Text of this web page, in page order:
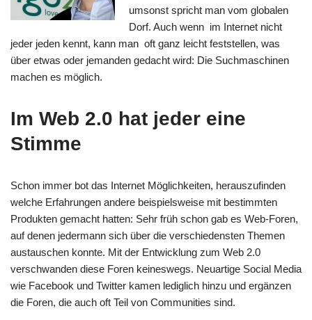
umsonst spricht man vom globalen
Dorf. Auch wenn im Internet nicht
jeder jeden kennt, kann man oft ganz leicht feststellen, was
über etwas oder jemanden gedacht wird: Die Suchmaschinen
machen es möglich.
Im Web 2.0 hat jeder eine
Stimme
Schon immer bot das Internet Möglichkeiten, herauszufinden
welche Erfahrungen andere beispielsweise mit bestimmten
Produkten gemacht hatten: Sehr früh schon gab es Web-Foren,
auf denen jedermann sich über die verschiedensten Themen
austauschen konnte. Mit der Entwicklung zum Web 2.0
verschwanden diese Foren keineswegs. Neuartige Social Media
wie Facebook und Twitter kamen lediglich hinzu und ergänzen
die Foren, die auch oft Teil von Communities sind.